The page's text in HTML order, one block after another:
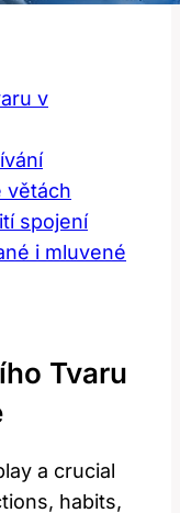
v
větách
spojení
i mluvené​
Tvaru
a crucial
habits,